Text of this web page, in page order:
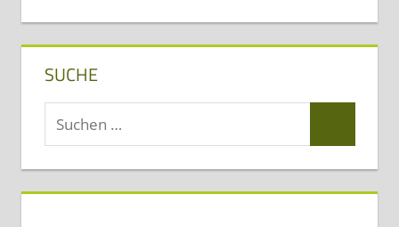
SUCHE
Suchen
nach: